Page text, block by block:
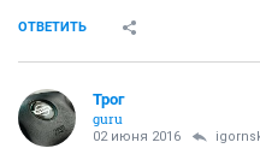
ОТВЕТИТЬ
Трог
guru
02 июня 2016